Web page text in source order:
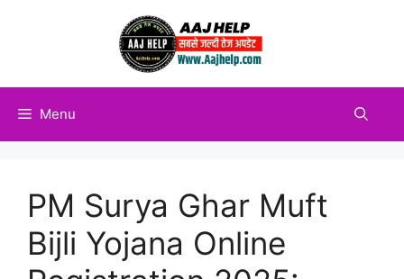
Menu
PM Surya Ghar Muft
Bijli Yojana Online